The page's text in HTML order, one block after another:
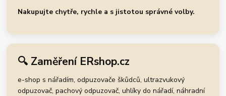
Nakupujte chytře, rychle a s jistotou správné volby.
🔍 Zaměření ERshop.cz
e-shop s nářadím, odpuzovače škůdců, ultrazvukový
odpuzovač, pachový odpuzovač, uhlíky do nářadí, náhradní